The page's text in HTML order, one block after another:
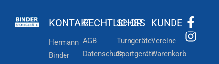
KONTAKT
Hermann
Binder
RECHTLICHES
AGB
Datenschutz
SHOP
Turngeräte
Sportgeräte
KUNDE
Vereine
Warenkorb